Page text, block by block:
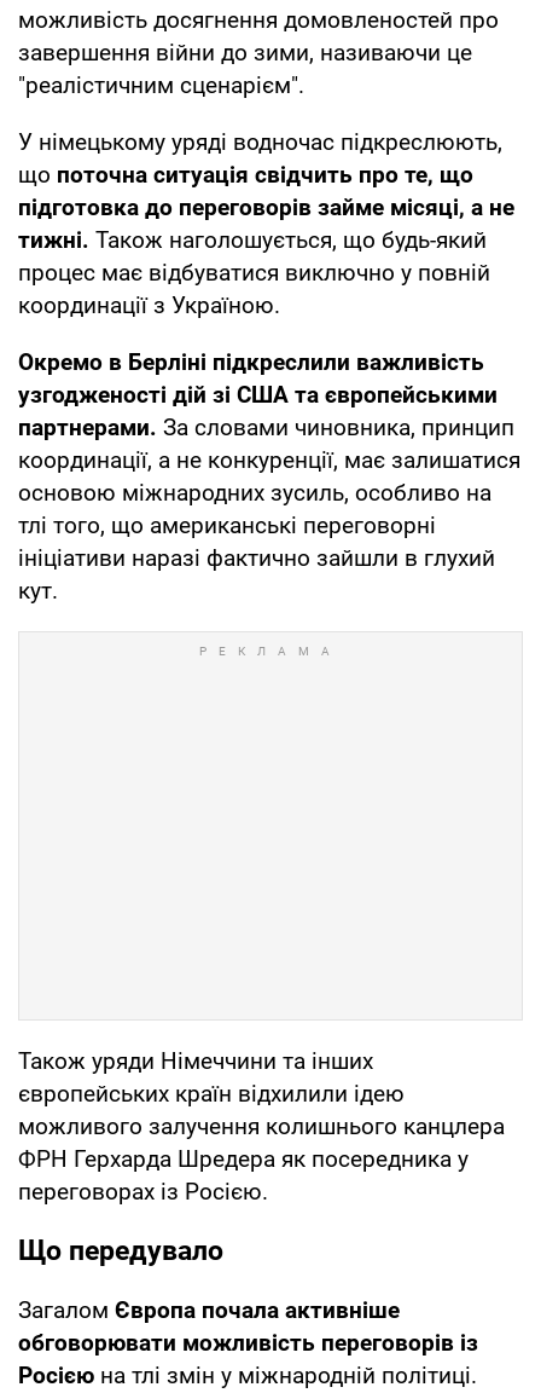
можливість досягнення домовленостей про
завершення війни до зими, називаючи це
"реалістичним сценарієм".
У німецькому уряді водночас підкреслюють,
що поточна ситуація свідчить про те, що
підготовка до переговорів займе місяці, а не
тижні. Також наголошується, що будь-який
процес має відбуватися виключно у повній
координації з Україною.
Окремо в Берліні підкреслили важливість
узгодженості дій зі США та європейськими
партнерами. За словами чиновника, принцип
координації, а не конкуренції, має залишатися
основою міжнародних зусиль, особливо на
тлі того, що американські переговорні
ініціативи наразі фактично зайшли в глухий
кут.
Також уряди Німеччини та інших
європейських країн відхилили ідею
можливого залучення колишнього канцлера
ФРН Герхарда Шредера як посередника у
переговорах із Росією.
Що передувало
Загалом Європа почала активніше
обговорювати можливість переговорів із
Росією на тлі змін у міжнародній політиці.